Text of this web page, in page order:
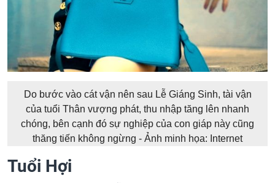
Do bước vào cát vận nên sau Lễ Giáng Sinh, tài vận
của tuổi Thân vượng phát, thu nhập tăng lên nhanh
chóng, bên cạnh đó sự nghiệp của con giáp này cũng
thăng tiến không ngừng - Ảnh minh họa: Internet
Tuổi Hợi